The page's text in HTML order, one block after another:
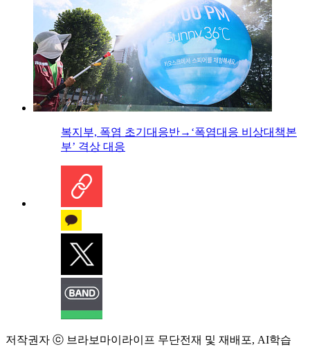
복지부, 폭염 초기대응반→‘폭염대응 비상대책본
부’ 격상 대응
저작권자 ⓒ 브라보마이라이프 무단전재 및 재배포, AI학습